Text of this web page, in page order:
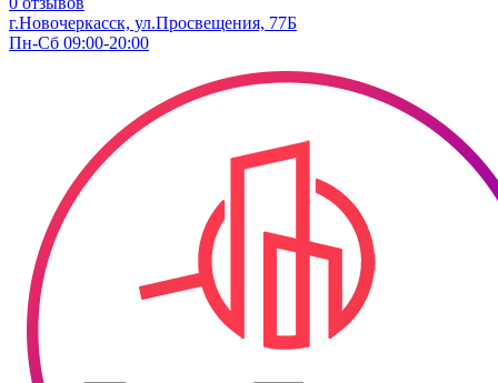
г.Новочеркасск, ул.Просвещения, 77Б
Пн-Сб 09:00-20:00